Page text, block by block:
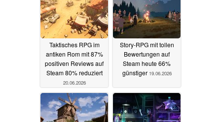
Taktisches RPG im
antiken Rom mit 87%
positiven Reviews auf
Steam 80% reduziert
20.06.2026
Story-RPG mit tollen
Bewertungen auf
Steam heute 66%
günstiger 19.06.2026